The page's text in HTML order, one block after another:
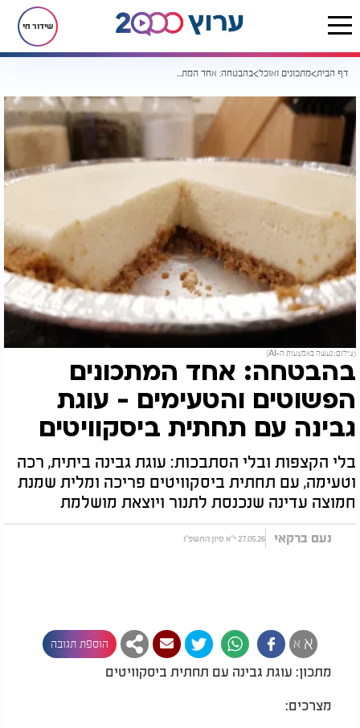
שידור חי
דף הבית מתכונים ואוכל בהבטחה: אחד המתכונים הפשוטים והטעימים - עוגת גבינה עם תחתית ביסקוויטים
(צילום: נעשה באמצעות ה-AI)
בהבטחה: אחד המתכונים
הפשוטים והטעימים - עוגת
גבינה עם תחתית ביסקוויטים
בלי הקצפות ובלי הסתבכות: עוגת גבינה ביתית, רכה
וטעימה, עם תחתית ביסקוויטים פריכה ומלית שמנת
חמוצה עדינה שנכנסת לתנור ויוצאת מושלמת
נעם ברקאי 27.05.26 י"א סיון התשפ"ו
א א הוספת תגובה
מתכון: עוגת גבינה עם תחתית ביסקוויטים
מצרכים: